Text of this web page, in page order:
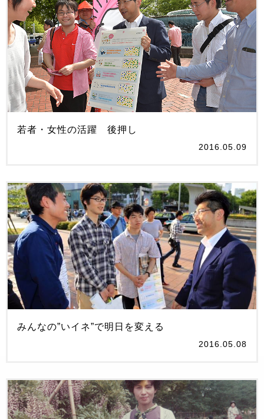
若者・女性の活躍 後押し
2016.05.09
みんなの”いイネ”で明日を変える
2016.05.08